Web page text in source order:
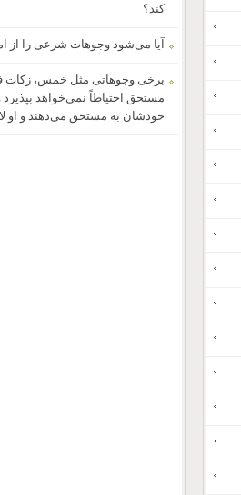
کند؟
آیا می‌شود وجوهات شرعی را از
برخی وجوهاتی مثل خمس، زکات
مستحق احتیاطاً نمی‌خواهد
خودشان به مستحق می‌دهند و او